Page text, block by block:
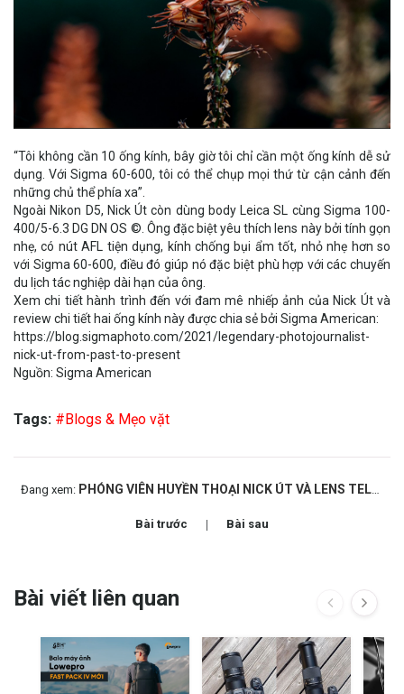
“Tôi không cần 10 ống kính, bây giờ tôi chỉ cần một ống kính dễ sử
dụng. Với Sigma 60-600, tôi có thể chụp mọi thứ từ cận cảnh đến
những chủ thể phía xa”.
Ngoài Nikon D5, Nick Út còn dùng body Leica SL cùng Sigma 100-
400/5-6.3 DG DN OS ©. Ông đặc biệt yêu thích lens này bởi tính gọn
nhẹ, có nút AFL tiện dụng, kính chống bụi ẩm tốt, nhỏ nhẹ hơn so
với Sigma 60-600, điều đó giúp nó đặc biệt phù hợp với các chuyến
du lịch tác nghiệp dài hạn của ông.
Xem chi tiết hành trình đến với đam mê nhiếp ảnh của Nick Út và
review chi tiết hai ống kính này được chia sẻ bởi Sigma American:
https://blog.sigmaphoto.com/2021/legendary-photojournalist-
nick-ut-from-past-to-present
Nguồn: Sigma American
Tags: #Blogs & Mẹo vặt
Đang xem: PHÓNG VIÊN HUYỀN THOẠI NICK ÚT VÀ LENS TELE SIGMA 60-600/4.5-6.3 DG OS HSM (S)
Bài trước Bài sau
Bài viết liên quan